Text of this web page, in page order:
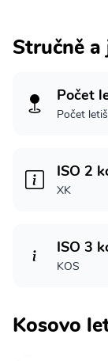
Stručně a
Počet
Počet
ISO 2
XK
ISO 3
KOS
Kosovo